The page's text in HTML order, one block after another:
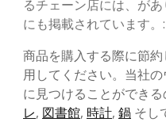
るチェーン店には、が
にも掲載されています。:
商品を購入する際に節
用してください。当社
に見つけることができる
レ, 図書館, 時計, 鍋 そし